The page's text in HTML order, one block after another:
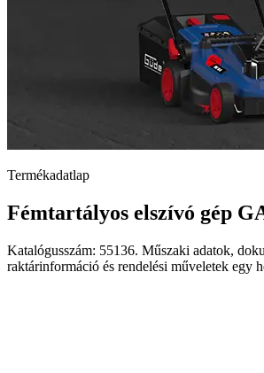
Termékadatlap
Fémtartályos elszívó gép
Katalógusszám: 55136. Műszaki adatok,
raktárinformáció és rendelési műveletek egy